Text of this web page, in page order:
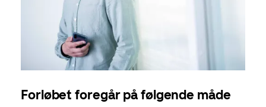
Forløbet foregår på følgende måde